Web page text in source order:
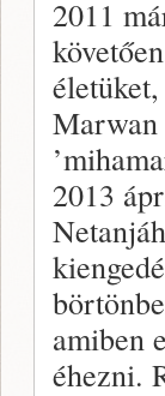
2011
2013
amiben
éhezni.